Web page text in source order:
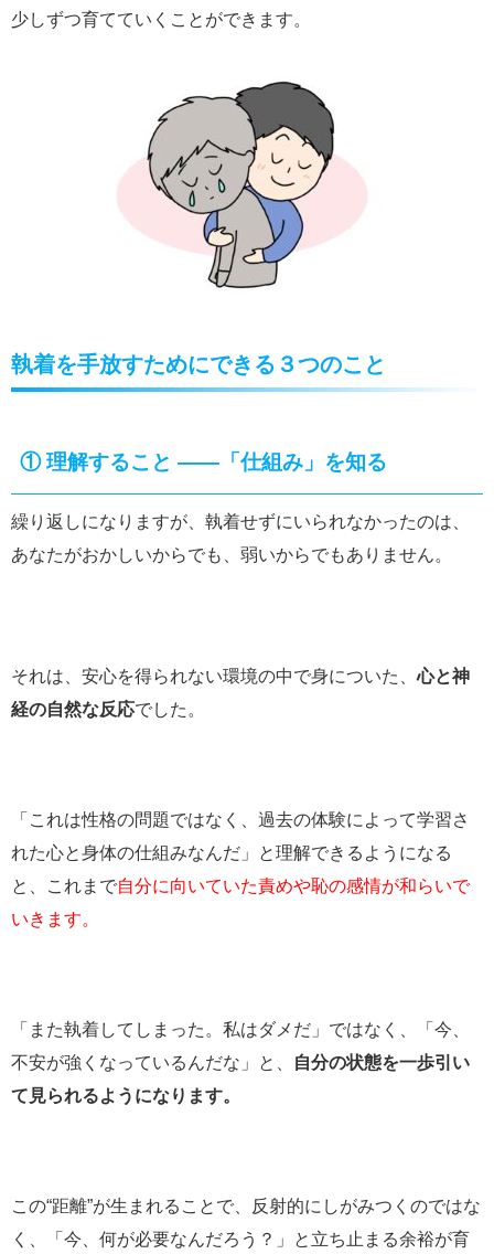
少しずつ育てていくことができます。
執着を手放すためにできる３つのこと
①理解すること ――「仕組み」を知る
繰り返しになりますが、執着せずにいられなかったのは、
あなたがおかしいからでも、弱いからでもありません。
それは、安心を得られない環境の中で身についた、心と神
経の自然な反応でした。
「これは性格の問題ではなく、過去の体験によって学習さ
れた心と身体の仕組みなんだ」と理解できるようになる
と、これまで自分に向いていた責めや恥の感情が和らいで
いきます。
「また執着してしまった。私はダメだ」ではなく、「今、
不安が強くなっているんだな」と、
自分の状態を一歩引い
て見られるようになります。
この“距離”が生まれることで、反射的にしがみつくのではな
く、「今、何が必要なんだろう？」と立ち止まる余裕が育